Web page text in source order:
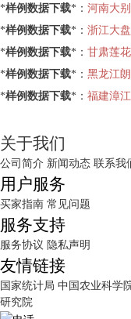
*样例数据下载*： 河南大
*样例数据下载*： 浙江大
*样例数据下载*： 甘肃莲
*样例数据下载*： 黑龙江
*样例数据下载*： 福建漳
关于我们
公司简介 新闻动态 联系我
用户服务
买家指南 常见问题
服务支持
服务协议 隐私声明
友情链接
国家统计局 中国农业科学
研究院